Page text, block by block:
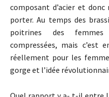
composant d’acier et
porter. Au temps des
poitrines des
compressées, mais c’est
réellement pour les
gorge et l’idée